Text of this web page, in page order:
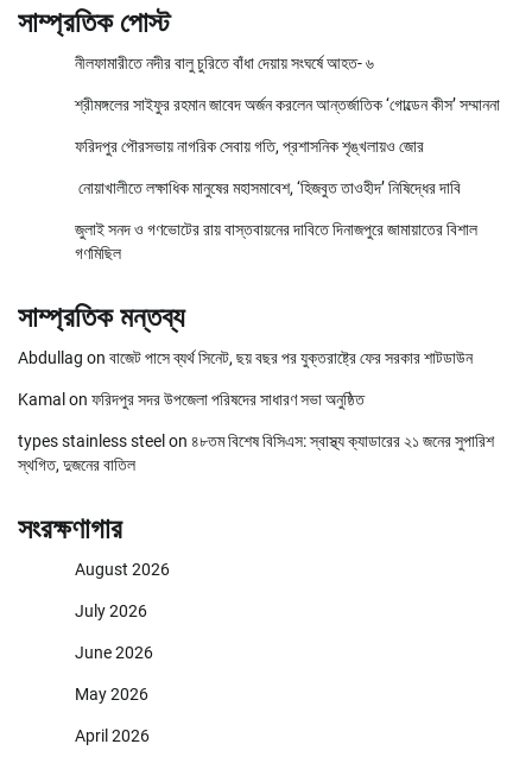
সাম্প্রতিক পোস্ট
নীলফামারীতে নদীর বালু চুরিতে বাঁধা দেয়ায় সংঘর্ষে আহত- ৬
শ্রীমঙ্গলের সাইফুর রহমান জাবেদ অর্জন করলেন আন্তর্জাতিক ‘গোল্ডেন কীস’ সম্মাননা
ফরিদপুর পৌরসভায় নাগরিক সেবায় গতি, প্রশাসনিক শৃঙ্খলায়ও জোর
নোয়াখালীতে লক্ষাধিক মানুষের মহাসমাবেশ, ‘হিজবুত তাওহীদ’ নিষিদ্ধের দাবি
জুলাই সনদ ও গণভোটের রায় বাস্তবায়নের দাবিতে দিনাজপুরে জামায়াতের বিশাল
গণমিছিল
সাম্প্রতিক মন্তব্য
Abdullag on বাজেট পাসে ব্যর্থ সিনেট, ছয় বছর পর যুক্তরাষ্ট্রে ফের সরকার শাটডাউন
Kamal on ফরিদপুর সদর উপজেলা পরিষদের সাধারণ সভা অনুষ্ঠিত
types stainless steel on ৪৮তম বিশেষ বিসিএস: স্বাস্থ্য ক্যাডারের ২১ জনের সুপারিশ
স্থগিত, দুজনের বাতিল
সংরক্ষণাগার
August 2026
July 2026
June 2026
May 2026
April 2026